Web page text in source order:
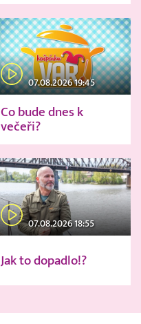
07.08.2026 19:45
Co bude dnes k
večeři?
07.08.2026 18:55
Jak to dopadlo!?